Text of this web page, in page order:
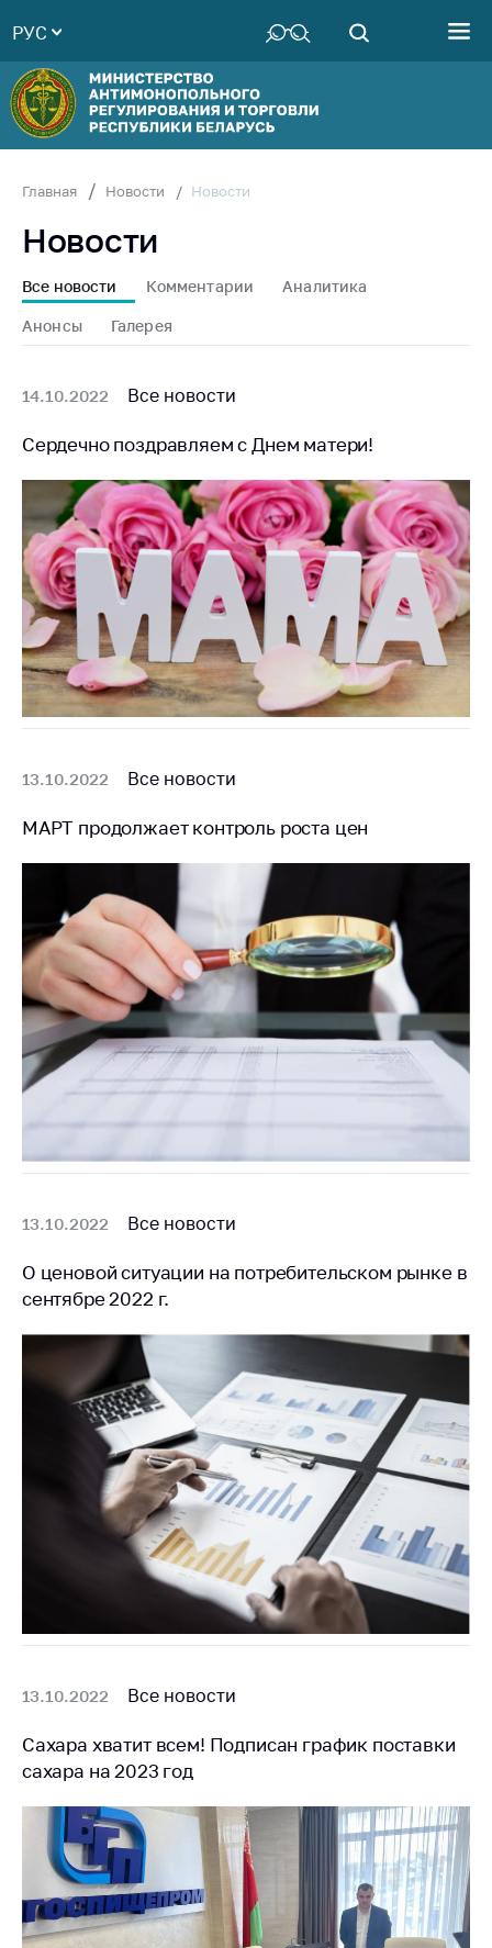
Руководство
Структура
Министерства
Территориальные
Законодательство
Антикоррупционная
деятельность
совет
Соискателям
Награждения
Белорусская
универсальная
товарная биржа
Общественная
жизнь
Идеологическая
работа
символы
Деятельность
Ценовая политика
Антимонопольное
регулирование и
конкуренция
Торговля и услуги
Регулирование и
контроль закупок
Защита прав
деятельности
Международное
сотрудничество
Применение мер
нетарифного
регулирования
Биржевая торговля
Выставочная
деятельность в
Республике
Беларусь
персональных
Личный прием
граждан и юр. лиц
Прямaя телефоннaя
линия
Горячая линия
Электронные
обращения
РУС
Главная Новости Новости
Новости
Все новости Комментарии Аналитика
Анонсы Галерея
14.10.2022 Все новости
Сердечно поздравляем с Днем матери!
13.10.2022 Все новости
МАРТ продолжает контроль роста цен
13.10.2022 Все новости
О ценовой ситуации на потребительском рынке в
сентябре 2022 г.
13.10.2022 Все новости
Сахара хватит всем! Подписан график поставки
сахара на 2023 год